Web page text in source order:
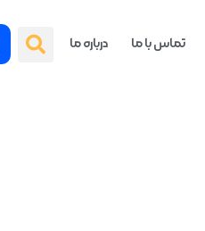
تماس با ما درباره ما